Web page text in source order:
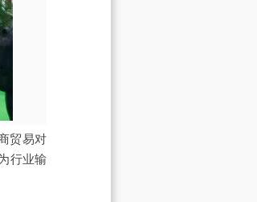
贸易对
行业输